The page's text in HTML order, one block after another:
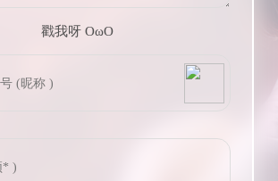
戳我呀 OωO
Tieba